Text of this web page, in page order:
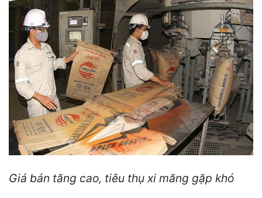
Giá bán tăng cao, tiêu thụ xi măng gặp khó